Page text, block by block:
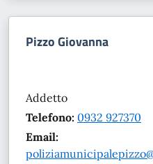
Pizzo Giovanna
Addetto
Telefono: 0932 927370
Email: